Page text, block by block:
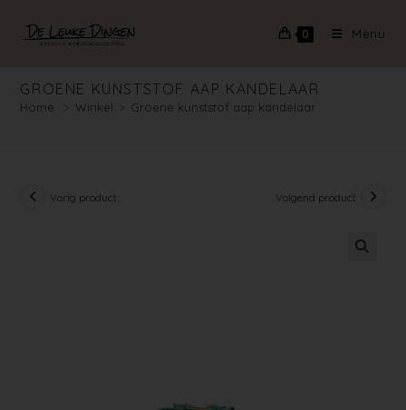
0 Menu
GROENE KUNSTSTOF AAP KANDELAAR
Home > Winkel > Groene kunststof aap kandelaar
Vorig product Volgend product